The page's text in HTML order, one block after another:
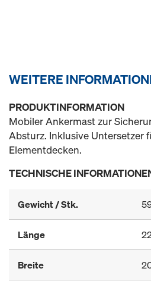
WEITERE
PRODUKTINFORMATION
Mobiler Ankermast zur
Absturz. Inklusive Untersetzer
Elementdecken.
TECHNISCHE
Gewicht / Stk.
Länge
Breite